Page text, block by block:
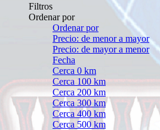
Filtros
Ordenar por
Ordenar por
Precio: de menor a mayor
Precio: de mayor a menor
Fecha
Cerca 0 km
Cerca 100 km
Cerca 200 km
Cerca 300 km
Cerca 400 km
Cerca 500 km